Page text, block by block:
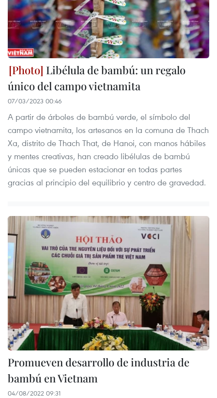
Libélula de bambú: un regalo
único del campo vietnamita
07/03/2023 00:46
A partir de árboles de bambú verde, el símbolo del
campo vietnamita, los artesanos en la comuna de Thach
Xa, distrito de Thach That, de Hanoi, con manos hábiles
y mentes creativas, han creado libélulas de bambú
únicas que se pueden estacionar en todas partes
gracias al principio del equilibrio y centro de gravedad.
Promueven desarrollo de industria de
bambú en Vietnam
04/08/2022 09:31